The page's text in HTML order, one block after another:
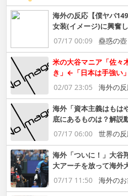
海外の反応【僕ヤバ
女装(イメージ)に興奮
07/17 00:09
蠱惑の壺
米の大谷マニア「佐々
き」←「日本は手強い
02/07 23:05
海外の
海外「資本主義はもは
底にあるものは？解説
07/17 06:00
世界の
海外「ついに！」大谷
大アーチを放って海外
07/17 11:50
海外の